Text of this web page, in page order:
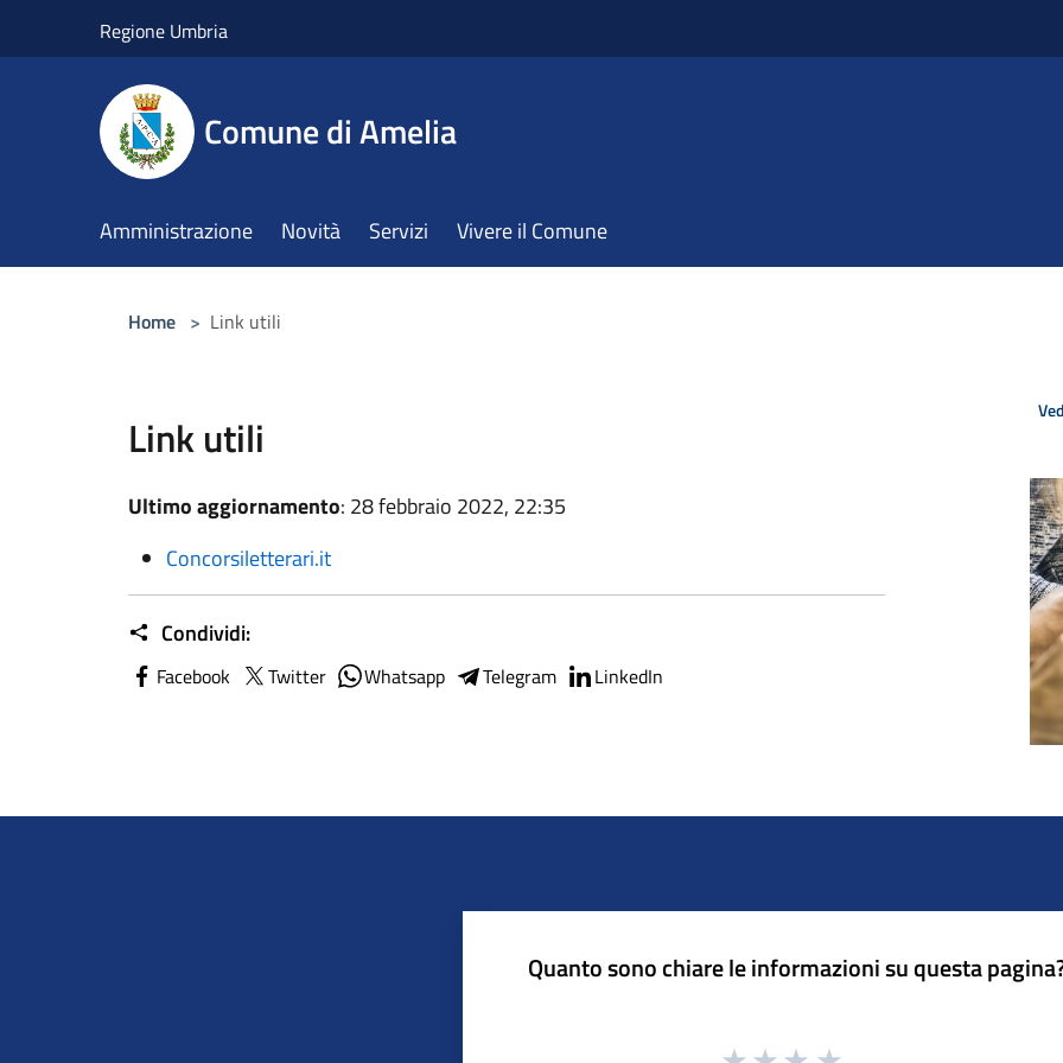
Regione Umbria
Comune di Amelia
Amministrazione Novità Servizi Vivere il Comune
Home > Link utili
Link utili
Ultimo aggiornamento: 28 febbraio 2022, 22:35
Concorsiletterari.it
Condividi:
Facebook Twitter Whatsapp Telegram LinkedIn
Quanto sono chiare le informazioni su questa